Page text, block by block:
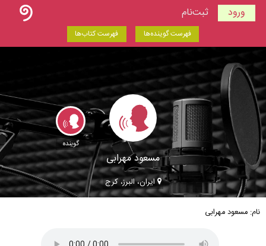
ورود ثبت‌نام
فهرست گوینده‌ها فهرست کتاب‌ها
گوینده
مسعود مهرابی
ایران، البرز، کرج
نام: مسعود مهرابی